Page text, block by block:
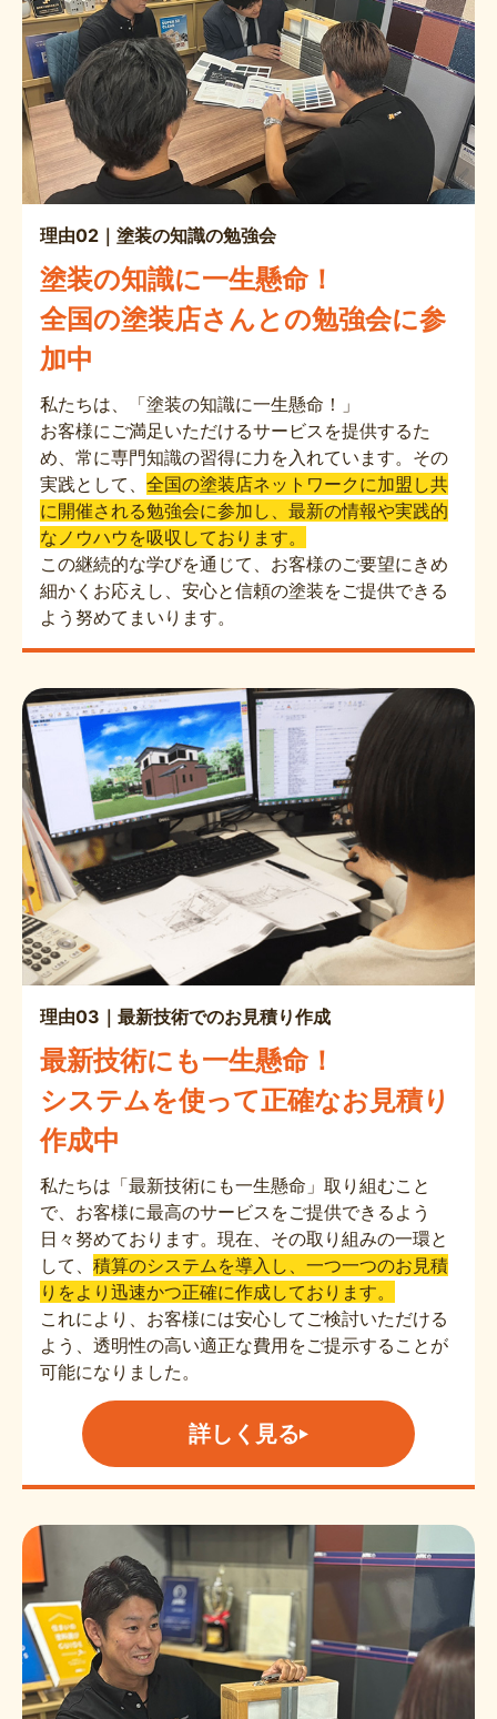
理由02｜塗装の知識の勉強会
塗装の知識に一生懸命！
全国の塗装店さんとの勉強会に参
加中
私たちは、「塗装の知識に一生懸命！」
お客様にご満足いただけるサービスを提供するた
め、常に専門知識の習得に力を入れています。その
実践として、 全国の塗装店ネットワークに加盟し共
に開催される勉強会に参加し、最新の情報や実践的
なノウハウを吸収しております。
この継続的な学びを通じて、お客様のご要望にきめ
細かくお応えし、安心と信頼の塗装をご提供できる
よう努めてまいります。
理由03｜最新技術でのお見積り作成
最新技術にも一生懸命！
システムを使って正確なお見積り
作成中
私たちは「最新技術にも一生懸命」取り組むこと
で、お客様に最高のサービスをご提供できるよう
日々努めております。現在、その取り組みの一環と
して、 積算のシステムを導入し、一つ一つのお見積
りをより迅速かつ正確に作成しております。
これにより、お客様には安心してご検討いただける
よう、透明性の高い適正な費用をご提示することが
可能になりました。
詳しく見る